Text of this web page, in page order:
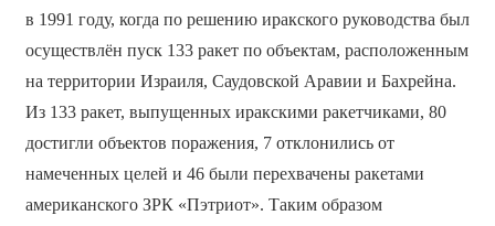
в 1991 году, когда по решению иракского руководства был
осуществлён пуск 133 ракет по объектам, расположенным
на территории Израиля, Саудовской Аравии и Бахрейна.
Из 133 ракет, выпущенных иракскими ракетчиками, 80
достигли объектов поражения, 7 отклонились от
намеченных целей и 46 были перехвачены ракетами
американского ЗРК «Пэтриот». Таким образом